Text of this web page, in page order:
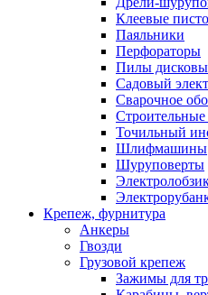
Клеевые
Паяльники
Перфораторы
Пилы
Садовый
Сварочное
Точильный
Шлифмашины
Шуруповерты
Крепеж, фурнитура
Анкеры
Гвозди
Грузовой крепеж
Зажимы для